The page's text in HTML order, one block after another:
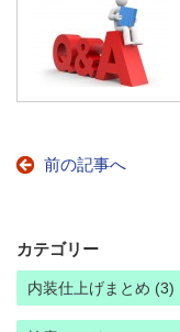
前の記事へ
カテゴリー
内装仕上げまとめ (3)